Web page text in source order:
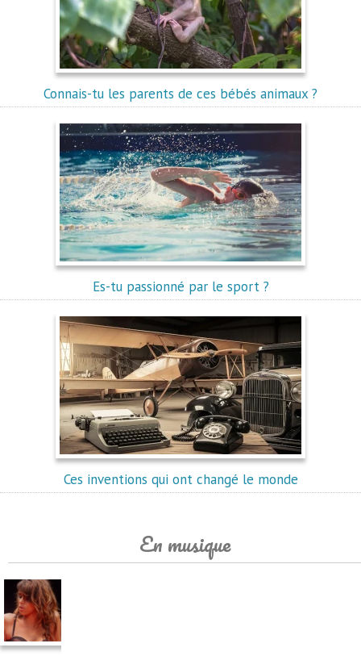
Connais-tu les parents de ces bébés animaux ?
Es-tu passionné par le sport ?
Ces inventions qui ont changé le monde
En musique